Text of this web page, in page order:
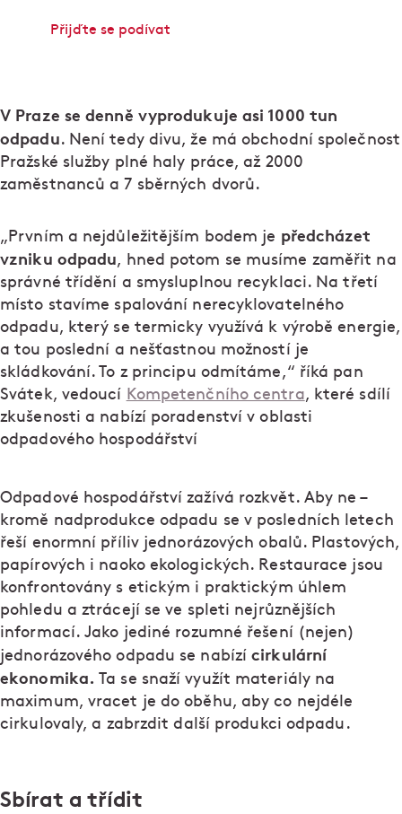
Přijďte se podívat
V Praze se denně vyprodukuje asi 1000 tun
odpadu. Není tedy divu, že má obchodní společnost
Pražské služby plné haly práce, až 2000
zaměstnanců a 7 sběrných dvorů.
„Prvním a nejdůležitějším bodem je předcházet
vzniku odpadu, hned potom se musíme zaměřit na
správné třídění a smysluplnou recyklaci. Na třetí
místo stavíme spalování nerecyklovatelného
odpadu, který se termicky využívá k výrobě energie,
a tou poslední a nešťastnou možností je
skládkování. To z principu odmítáme,“ říká pan
Svátek, vedoucí Kompetenčního centra, které sdílí
zkušenosti a nabízí poradenství v oblasti
odpadového hospodářství
Odpadové hospodářství zažívá rozkvět. Aby ne –
kromě nadprodukce odpadu se v posledních letech
řeší enormní příliv jednorázových obalů. Plastových,
papírových i naoko ekologických. Restaurace jsou
konfrontovány s etickým i praktickým úhlem
pohledu a ztrácejí se ve spleti nejrůznějších
informací. Jako jediné rozumné řešení (nejen)
jednorázového odpadu se nabízícirkulární
ekonomika. Ta se snaží využít materiály na
maximum, vracet je do oběhu, aby co nejdéle
cirkulovaly, a zabrzdit další produkci odpadu.
Sbírat a třídit